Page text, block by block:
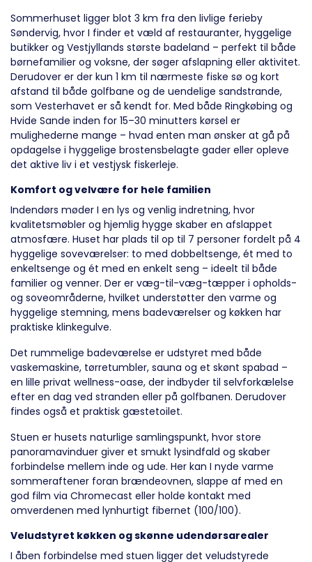
Sommerhuset ligger blot 3 km fra den livlige ferieby
Søndervig, hvor I finder et væld af restauranter, hyggelige
butikker og Vestjyllands største badeland – perfekt til både
børnefamilier og voksne, der søger afslapning eller aktivitet.
Derudover er der kun 1 km til nærmeste fiske sø og kort
afstand til både golfbane og de uendelige sandstrande,
som Vesterhavet er så kendt for. Med både Ringkøbing og
Hvide Sande inden for 15–30 minutters kørsel er
mulighederne mange – hvad enten man ønsker at gå på
opdagelse i hyggelige brostensbelagte gader eller opleve
det aktive liv i et vestjysk fiskerleje.
Komfort og velvære for hele familien
Indendørs møder I en lys og venlig indretning, hvor
kvalitetsmøbler og hjemlig hygge skaber en afslappet
atmosfære. Huset har plads til op til 7 personer fordelt på 4
hyggelige soveværelser: to med dobbeltsenge, ét med to
enkeltsenge og ét med en enkelt seng – ideelt til både
familier og venner. Der er væg-til-væg-tæpper i opholds-
og soveområderne, hvilket understøtter den varme og
hyggelige stemning, mens badeværelser og køkken har
praktiske klinkegulve.
Det rummelige badeværelse er udstyret med både
vaskemaskine, tørretumbler, sauna og et skønt spabad –
en lille privat wellness-oase, der indbyder til selvforkælelse
efter en dag ved stranden eller på golfbanen. Derudover
findes også et praktisk gæstetoilet.
Stuen er husets naturlige samlingspunkt, hvor store
panoramavinduer giver et smukt lysindfald og skaber
forbindelse mellem inde og ude. Her kan I nyde varme
sommeraftener foran brændeovnen, slappe af med en
god film via Chromecast eller holde kontakt med
omverdenen med lynhurtigt fibernet (100/100).
Veludstyret køkken og skønne udendørsarealer
I åben forbindelse med stuen ligger det veludstyrede